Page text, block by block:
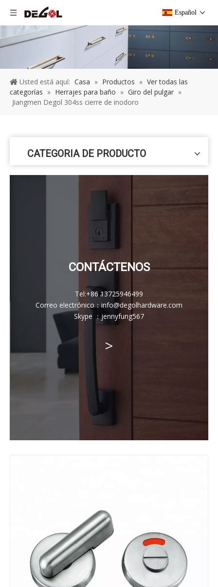
Español
Usted está aquí: Casa » Productos » Ver todas las
categorías » Herrajes para baño » Giro del pulgar »
Jiangmen Degol 304ss cierre de inodoro
CATEGORIA DE PRODUCTO
CONTÁCTENOS
Tel:+86 13725946499
Correo electrónico ： info@degolhardware.com
Skype ： jennyfung567
>